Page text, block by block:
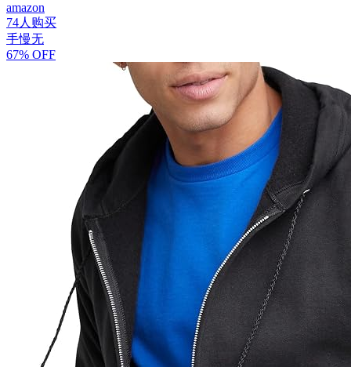
amazon
74人购买
手慢无
67% OFF